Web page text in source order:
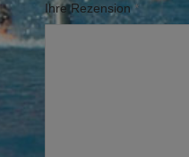
Ihre Rezension*